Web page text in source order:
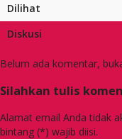
Dilihat
Diskusi
Belum ada komentar,
Silahkan tulis
Alamat email Anda tidak
bintang (*) wajib diisi.